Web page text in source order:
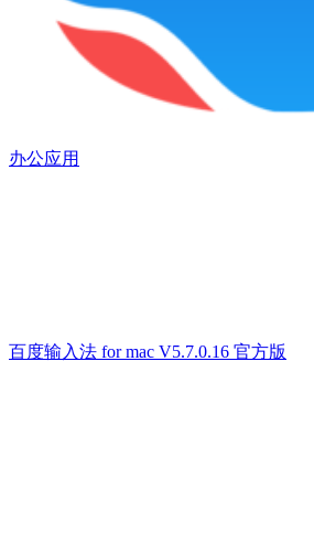
办公应用
百度输入法 for mac V5.7.0.16 官方版